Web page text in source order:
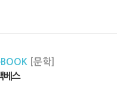
[문학]
베스